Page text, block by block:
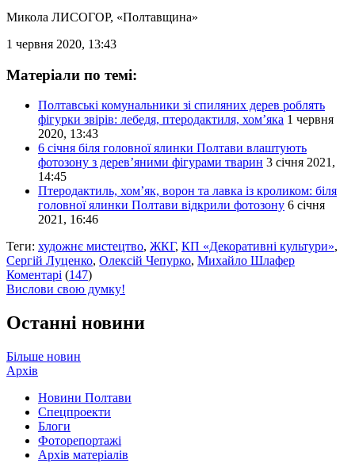
Микола ЛИСОГОР, «Полтавщина»
1 червня 2020, 13:43
Матеріали по темі:
Полтавські комунальники зі спиляних дерев роблять
фігурки звірів: лебедя, птеродактиля, хом’яка 1 червня
2020, 13:43
6 січня біля головної ялинки Полтави влаштують
фотозону з дерев’яними фігурами тварин 3 січня 2021,
14:45
Птеродактиль, хом’як, ворон та лавка із кроликом: біля
головної ялинки Полтави відкрили фотозону 6 січня
2021, 16:46
Теги: художнє мистецтво, ЖКГ, КП «Декоративні культури»,
Сергій Луценко, Олексій Чепурко, Михайло Шлафер
Коментарі (147)
Вислови свою думку!
Останні новини
Більше новин
Архів
Новини Полтави
Спецпроекти
Блоги
Фоторепортажі
Архів матеріалів